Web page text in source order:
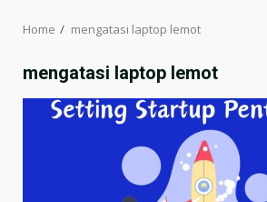
Home mengatasi laptop lemot
mengatasi laptop lemot